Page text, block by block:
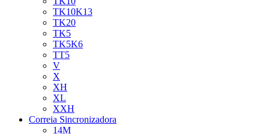
TK10K13
TK20
TK5
TK5K6
TT5
V
X
XH
XL
XXH
Correia Sincronizadora
14M